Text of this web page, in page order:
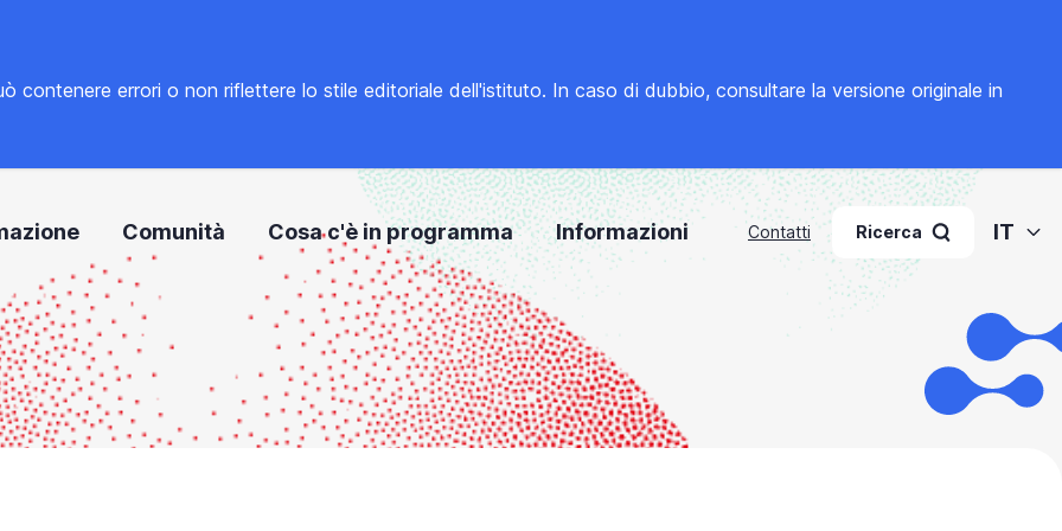
errori o non riflettere lo stile editoriale dell'istituto. In caso di dubbio, consultare la versione originale in
Comunità Cosa c'è in programma Informazioni Contatti Ricerca IT